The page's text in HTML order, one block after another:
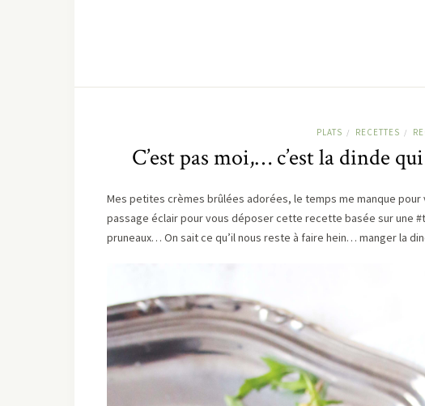
PLATS / RECETTES /
C’est pas moi,… c’est la dinde
Mes petites crèmes brûlées adorées, le temps me manque
passage éclair pour vous déposer cette recette basée sur une
pruneaux… On sait ce qu’il nous reste à faire hein… manger la